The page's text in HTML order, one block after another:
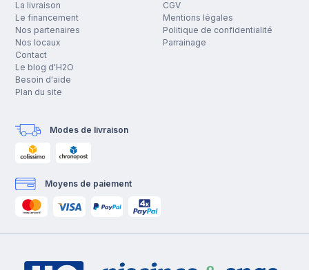
La livraison
Le financement
Nos partenaires
Nos locaux
Contact
Le blog d'H2O
Besoin d'aide
Plan du site
CGV
Mentions légales
Politique de confidentialité
Parrainage
Modes de livraison
Moyens de paiement